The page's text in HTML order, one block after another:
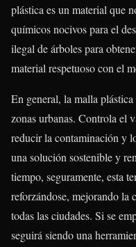
plástica es un material que
químicos nocivos para el
ilegal de árboles para
material respetuoso con el
En general, la malla
zonas urbanas. Controla el
reducir la contaminación y
una solución sostenible y
tiempo, seguramente, esta
reforzándose, mejorando la
todas las ciudades. Si se
seguirá siendo una